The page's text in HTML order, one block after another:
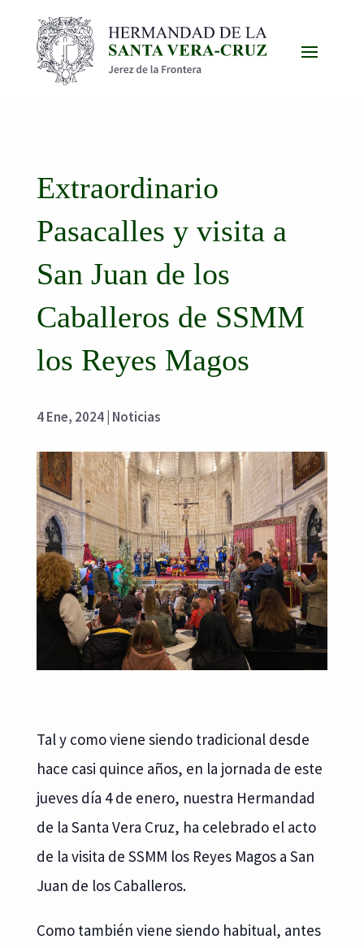
Extraordinario
Pasacalles y visita a
San Juan de los
Caballeros de SSMM
los Reyes Magos
4 Ene, 2024| Noticias
Tal y como viene siendo tradicional desde
hace casi quince años, en la jornada de este
jueves día 4 de enero, nuestra Hermandad
de la Santa Vera Cruz, ha celebrado el acto
de la visita de SSMM los Reyes Magos a San
Juan de los Caballeros.
Como también viene siendo habitual, antes